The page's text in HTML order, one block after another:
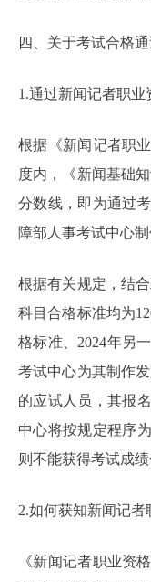
四、关于考试合格
1.通过新闻记者职
根据《新闻记者职
度内，《新闻基础
分数线，即为通过
障部人事考试中心
根据有关规定，结
科目合格标准均为
格标准、2024年另
考试中心为其制作
的应试人员，其报
中心将按规定程序
则不能获得考试成
2.如何获知新闻记者
《新闻记者职业资